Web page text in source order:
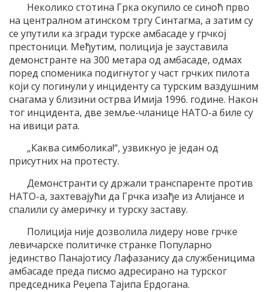
Неколико стотина Грка окупило се синоћ прво
на централном атинском тргу Синтагма, а затим су
се упутили ка згради турске амбасаде у грчкој
престоници. Међутим, полиција је зауставила
демонстранте на 300 метара од амбасаде, одмах
поред споменика подигнутог у част грчких пилота
који су погинули у инциденту са турским ваздушним
снагама у близини острва Имија 1996. године. Након
тог инцидента, две земље-чланице НАТО-а биле су
на ивици рата.
„Каква симболика!“, узвикнуо је један од
присутних на протесту.
Демонстранти су држали транспаренте против
НАТО-а, захтевајући да Грчка изађе из Алијансе и
спалили су америчку и турску заставу.
Полиција није дозволила лидеру нове грчке
левичарске политичке странке Популарно
јединство Панајотису Лафазанису да службеницима
амбасаде преда писмо адресирано на турског
председника Реџепа Тајипа Ердогана.